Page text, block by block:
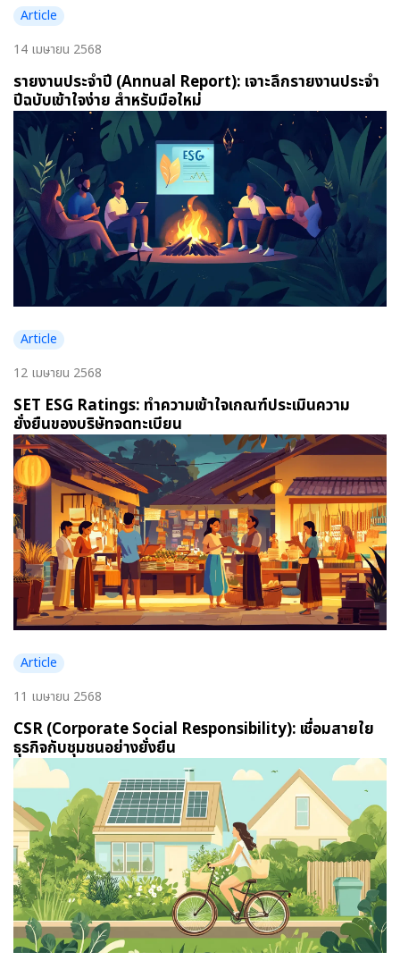
Article
14 เมษายน 2568
รายงานประจำปี (Annual Report): เจาะลึกรายงานประจำ
ปีฉบับเข้าใจง่าย สำหรับมือใหม่
Article
12 เมษายน 2568
SET ESG Ratings: ทำความเข้าใจเกณฑ์ประเมินความ
ยั่งยืนของบริษัทจดทะเบียน
Article
11 เมษายน 2568
CSR (Corporate Social Responsibility): เชื่อมสายใย
ธุรกิจกับชุมชนอย่างยั่งยืน